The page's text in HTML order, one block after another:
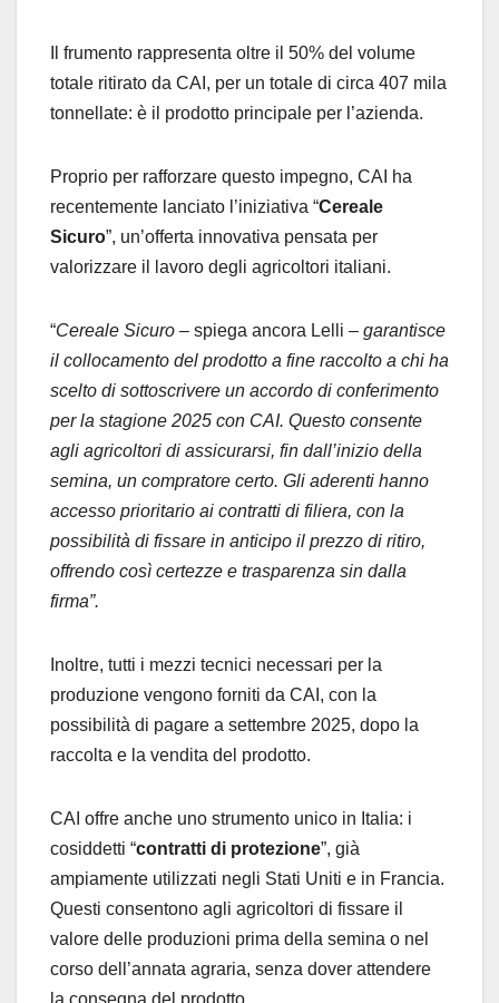
Il frumento rappresenta oltre il 50% del volume
totale ritirato da CAI, per un totale di circa 407 mila
tonnellate: è il prodotto principale per l’azienda.
Proprio per rafforzare questo impegno, CAI ha
recentemente lanciato l’iniziativa “Cereale
Sicuro”, un’offerta innovativa pensata per
valorizzare il lavoro degli agricoltori italiani.
“Cereale Sicuro – spiega ancora Lelli – garantisce
il collocamento del prodotto a fine raccolto a chi ha
scelto di sottoscrivere un accordo di conferimento
per la stagione 2025 con CAI. Questo consente
agli agricoltori di assicurarsi, fin dall’inizio della
semina, un compratore certo. Gli aderenti hanno
accesso prioritario ai contratti di filiera, con la
possibilità di fissare in anticipo il prezzo di ritiro,
offrendo così certezze e trasparenza sin dalla
firma”.
Inoltre, tutti i mezzi tecnici necessari per la
produzione vengono forniti da CAI, con la
possibilità di pagare a settembre 2025, dopo la
raccolta e la vendita del prodotto.
CAI offre anche uno strumento unico in Italia: i
cosiddetti “contratti di protezione”, già
ampiamente utilizzati negli Stati Uniti e in Francia.
Questi consentono agli agricoltori di fissare il
valore delle produzioni prima della semina o nel
corso dell’annata agraria, senza dover attendere
la consegna del prodotto.